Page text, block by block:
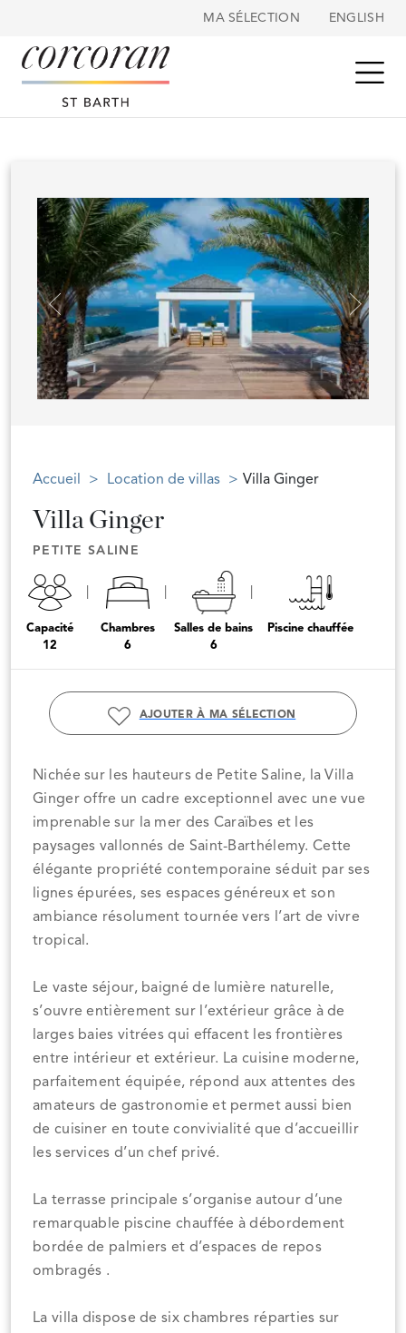
Panneau de gestion des cookiesMA SÉLECTION ENGLISH
Accueil Location de villas Villa Ginger
Villa Ginger
PETITE SALINE
Capacité
12
Chambres
6
Salles de bains
6
Piscine chauffée
AJOUTER À MA SÉLECTION
Nichée sur les hauteurs de Petite Saline, la Villa
Ginger offre un cadre exceptionnel avec une vue
imprenable sur la mer des Caraïbes et les
paysages vallonnés de Saint-Barthélemy. Cette
élégante propriété contemporaine séduit par ses
lignes épurées, ses espaces généreux et son
ambiance résolument tournée vers l’art de vivre
tropical.
Le vaste séjour, baigné de lumière naturelle,
s’ouvre entièrement sur l’extérieur grâce à de
larges baies vitrées qui effacent les frontières
entre intérieur et extérieur. La cuisine moderne,
parfaitement équipée, répond aux attentes des
amateurs de gastronomie et permet aussi bien
de cuisiner en toute convivialité que d’accueillir
les services d’un chef privé.
La terrasse principale s’organise autour d’une
remarquable piscine chauffée à débordement
bordée de palmiers et d’espaces de repos
ombragés .
La villa dispose de six chambres réparties sur